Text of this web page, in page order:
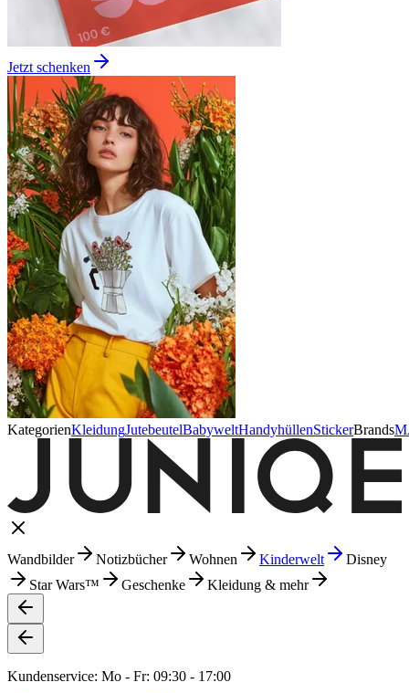
Jetzt schenken
KategorienKleidungJutebeutelBabyweltHandyhüllenStickerBrands
Wandbilder Notizbücher Wohnen Kinderwelt
Disney
Star Wars™
Geschenke Kleidung & mehr
Kundenservice: Mo - Fr: 09:30 - 17:00